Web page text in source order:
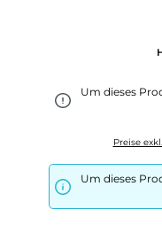
Um dieses
Preise
Um dieses